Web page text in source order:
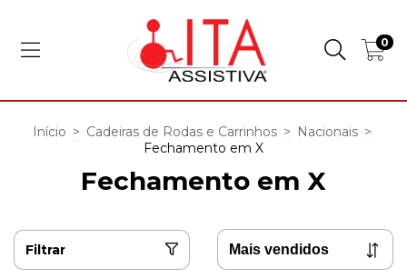
0
Início > Cadeiras de Rodas e Carrinhos > Nacionais >
Fechamento em X
Fechamento em X
Filtrar